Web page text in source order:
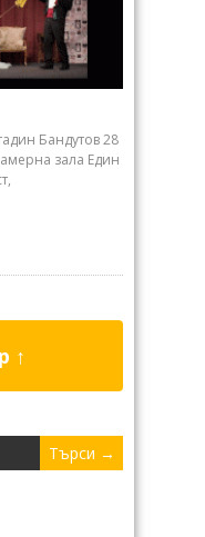
Бандутов 28
зала Един
↑